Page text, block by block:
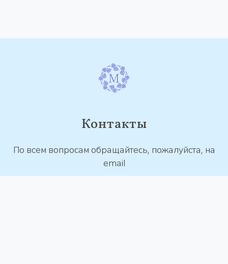
Контакты
По всем вопросам обращайтесь, пожалуйста, на
email